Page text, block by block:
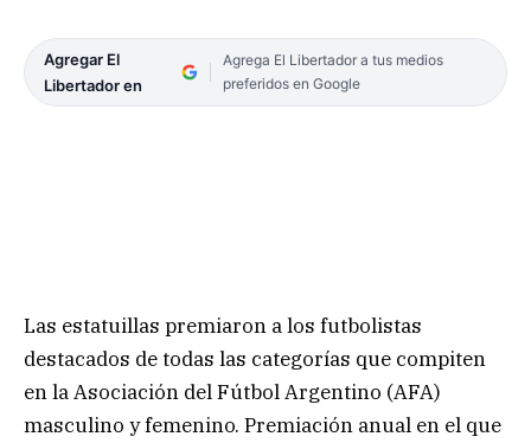
Agregar El
Libertador en
Agrega El Libertador a tus medios
preferidos en Google
Las estatuillas premiaron a los futbolistas
destacados de todas las categorías que compiten
en la Asociación del Fútbol Argentino (AFA)
masculino y femenino. Premiación anual en el que